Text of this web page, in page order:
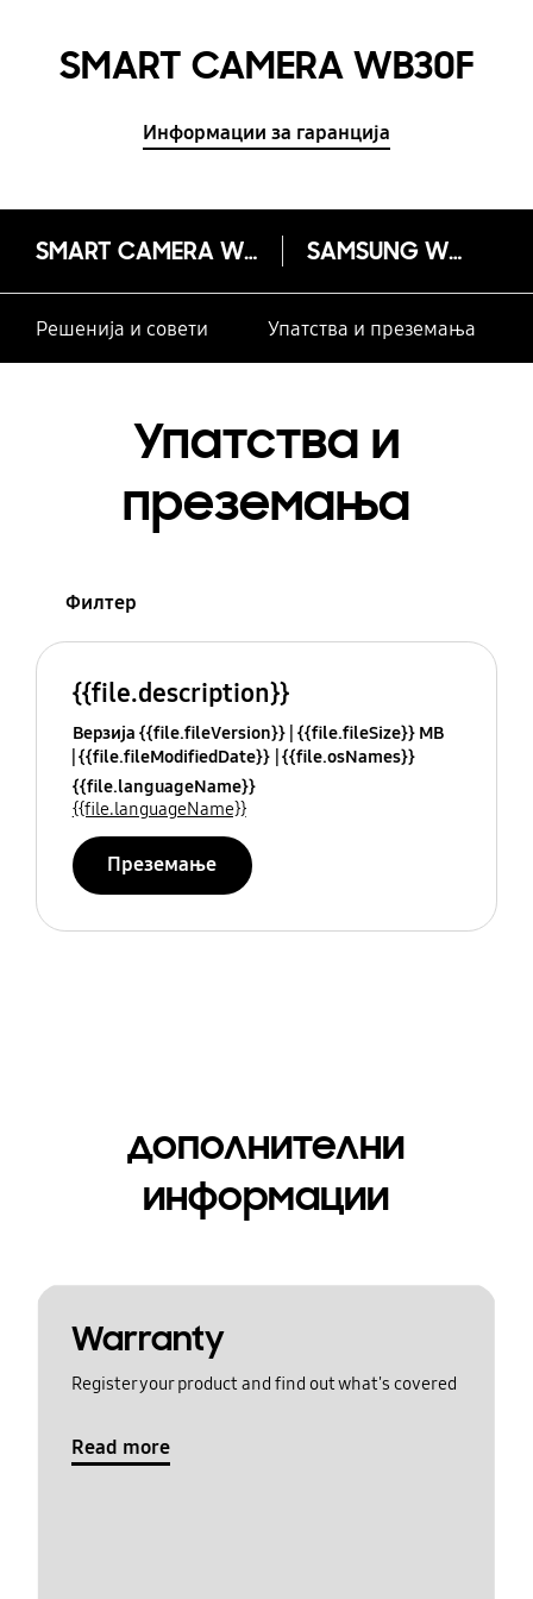
SMART CAMERA WB30F
Информации за гаранција
SMART CAMERA WB30F SAMSUNG WB30F
Решенија и совети Упатства и преземања
Упатства и
преземања
Филтер
{{file.description}}
Верзија {{file.fileVersion}} {{file.fileSize}} MB
{{file.fileModifiedDate}} {{file.osNames}}
{{file.languageName}}
{{file.languageName}}
Преземање
дополнителни
информации
Warranty
Register your product and find out what's covered
Read more